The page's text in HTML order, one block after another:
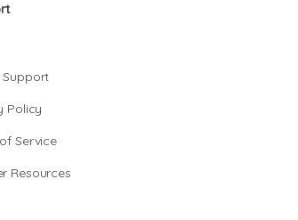
Support
Policy
Service
Resources